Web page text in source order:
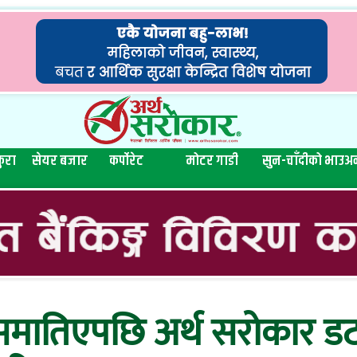
सेयर बजार कर्पोरेट मोटर गाडी सुन-चाँदीको भाउ
अर्थ सरोकार